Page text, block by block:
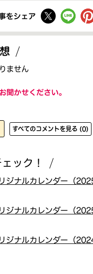
をシェア
ません
聞かせください。
すべてのコメントを見る (0)
ック！
ジナルカレンダー（
ジナルカレンダー（
ジナルカレンダー（